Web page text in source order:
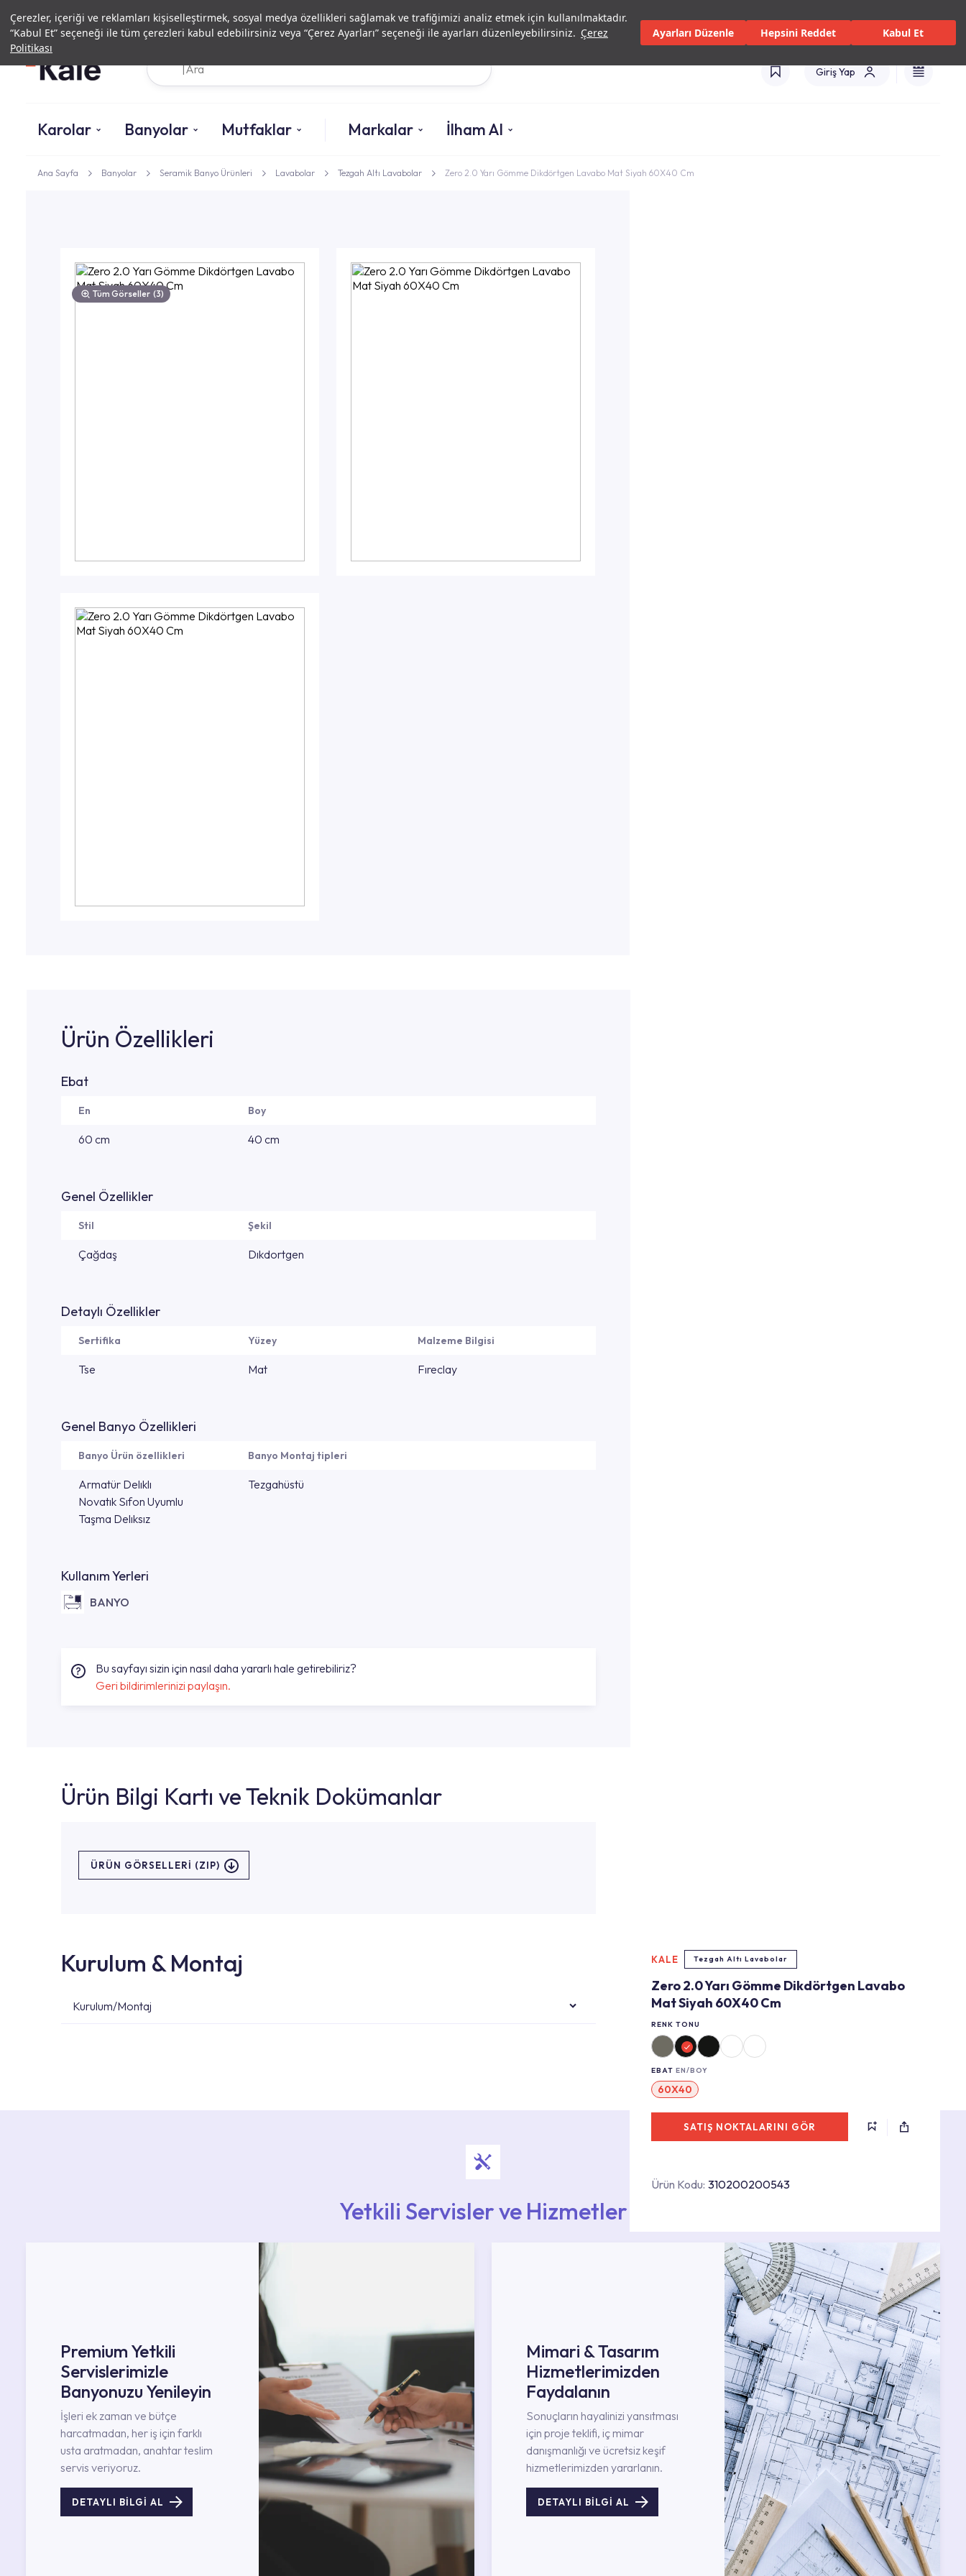
Çerezler, içeriği ve reklamları kişiselleştirmek, sosyal medya özellikleri sağlamak ve trafiğimizi analiz etmek için kullanılmaktadır.
“Kabul Et” seçeneği ile tüm çerezleri kabul edebilirsiniz veya “Çerez Ayarları” seçeneği ile ayarları düzenleyebilirsiniz. Çerez
Politikası
Ayarları Düzenle Hepsini Reddet Kabul Et
Yatırımcı İlişkileriYetkili Servisler ve HizmetlerMağazalarKataloglar Türkiye(TR)
Ara Giriş Yap
Karolar Banyolar Mutfaklar Markalar İlham Al
Ana Sayfa Banyolar Seramik Banyo Ürünleri Lavabolar Tezgah Altı Lavabolar Zero 2.0 Yarı Gömme Dikdörtgen Lavabo Mat Siyah 60X40 Cm
Tüm Görseller (3)
KALE Tezgah Altı Lavabolar
Zero 2.0 Yarı Gömme Dikdörtgen Lavabo
Mat Siyah 60X40 Cm
RENK TONU
EBAT EN/BOY
60X40
SATIŞ NOKTALARINI GÖR
Ürün Kodu: 310200200543
Ürün Özellikleri
Ebat
En Boy
60 cm 40 cm
Genel Özellikler
Stil Şekil
Çağdaş Dıkdortgen
Detaylı Özellikler
Sertifika Yüzey Malzeme Bilgisi
Tse Mat Fıreclay
Genel Banyo Özellikleri
Banyo Ürün özellikleri Banyo Montaj tipleri
Armatür Delıklı
Novatık Sıfon Uyumlu
Taşma Delıksız
Tezgahüstü
Kullanım Yerleri
BANYO
Bu sayfayı sizin için nasıl daha yararlı hale getirebiliriz?
Geri bildirimlerinizi paylaşın.
Ürün Bilgi Kartı ve Teknik Dokümanlar
ÜRÜN GÖRSELLERI (ZIP)
Kurulum & Montaj
Kurulum/Montaj
Yetkili Servisler ve Hizmetler
Premium Yetkili
Servislerimizle
Banyonuzu Yenileyin
İşleri ek zaman ve bütçe
harcatmadan, her iş için farklı
usta aratmadan, anahtar teslim
servis veriyoruz.
DETAYLI BİLGİ AL
Mimari & Tasarım
Hizmetlerimizden
Faydalanın
Sonuçların hayalinizi yansıtması
için proje teklifi, iç mimar
danışmanlığı ve ücretsiz keşif
hizmetlerimizden yararlanın.
DETAYLI BİLGİ AL